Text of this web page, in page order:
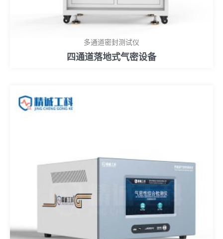
多通道密封测试仪
四通道落地式气密设备